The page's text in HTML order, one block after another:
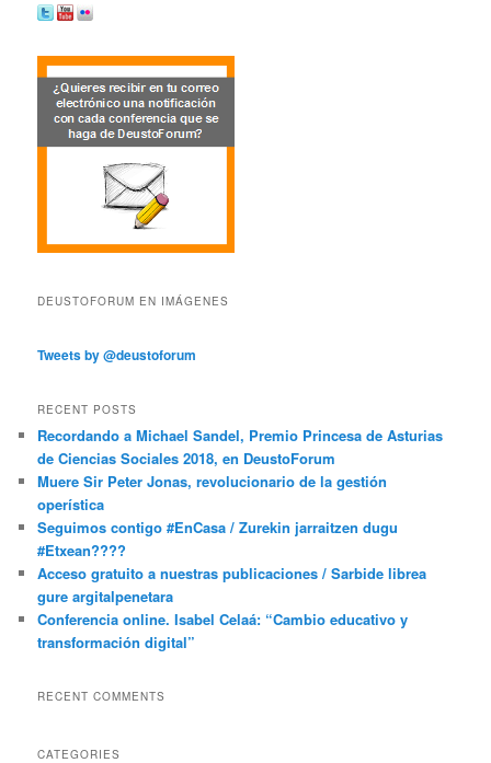
DEUSTOFORUM EN IMÁGENES
Tweets by @deustoforum
RECENT POSTS
Recordando a Michael Sandel, Premio Princesa de Asturias
de Ciencias Sociales 2018, en DeustoForum
Muere Sir Peter Jonas, revolucionario de la gestión
operística
Seguimos contigo #EnCasa / Zurekin jarraitzen dugu
#Etxean????
Acceso gratuito a nuestras publicaciones / Sarbide librea
gure argitalpenetara
Conferencia online. Isabel Celaá: “Cambio educativo y
transformación digital”
RECENT COMMENTS
CATEGORIES